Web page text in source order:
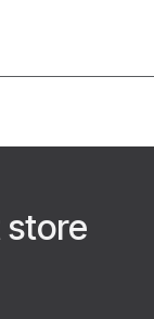
store